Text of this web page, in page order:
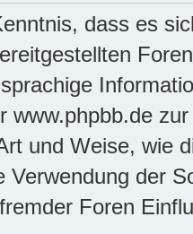
dass es
www.phpbb.de
und Weise, wie
Verwendung der
Foren